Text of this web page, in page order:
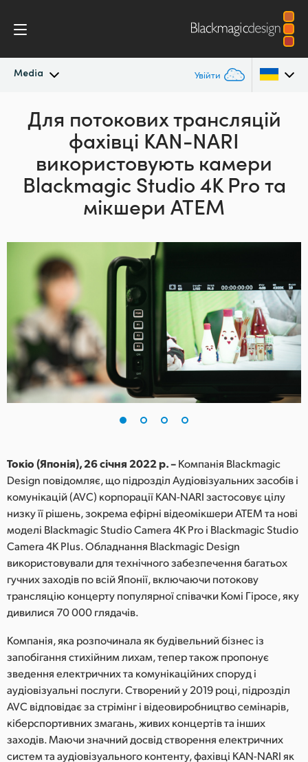
Media Увійти
Останні новини
Галерея зображень
Australia
Austria
China
Finland
France
Germany
Italy
Japan
Korea
Malaysia
Netherlands
New Zealand
Norway
Poland
Portugal
Для потоковихтрансляцій
фахівці KAN-NARI
використовують камери
Blackmagic Studio4K Pro та
мікшери ATEM
Токіо (Японія), 26 січня 2022 р. –Компанія Blackmagic
Design повідомляє, що підрозділ Аудіовізуальних засобів і
комунікацій (AVC) корпорації KAN-NARI застосовує цілу
низку її рішень, зокрема ефірні відеомікшери ATEM та нові
моделі Blackmagic Studio Camera 4K Pro і Blackmagic Studio
Camera 4K Plus. Обладнання Blackmagic Design
використовували для технічного забезпечення багатьох
гучних заходів по всій Японії, включаючи потокову
трансляцію концерту популярної співачки Комі Гіросе, яку
дивилися 70 000 глядачів.
Компанія, яка розпочинала як будівельний бізнес із
запобігання стихійним лихам, тепер також пропонує
зведення електричних та комунікаційних споруд і
аудіовізуальні послуги. Створений у 2019 році, підрозділ
AVC відповідає за стрімінг і відеовиробництво семінарів,
кіберспортивних змагань, живих концертів та інших
заходів. Маючи значний досвід створення електричних
систем та аудіовізуального контенту, фахівці KAN-NARI як